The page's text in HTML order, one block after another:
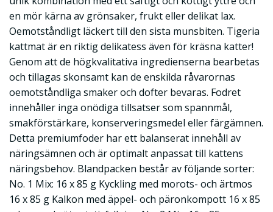
en mör kärna av grönsaker, frukt eller delikat lax.
Oemotståndligt läckert till den sista munsbiten. Tigeria
kattmat är en riktig delikatess även för kräsna katter!
Genom att de högkvalitativa ingredienserna bearbetas
och tillagas skonsamt kan de enskilda råvarornas
oemotståndliga smaker och dofter bevaras. Fodret
innehåller inga onödiga tillsatser som spannmål,
smakförstärkare, konserveringsmedel eller färgämnen.
Detta premiumfoder har ett balanserat innehåll av
näringsämnen och är optimalt anpassat till kattens
näringsbehov. Blandpacken består av följande sorter:
No. 1 Mix: 16 x 85 g Kyckling med morots- och ärtmos
16 x 85 g Kalkon med äppel- och päronkompott 16 x 85